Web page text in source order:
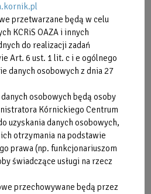
przetwarzane będą w celu
KCRiS OAZA i innych
do realizacji zadań
Art. 6 ust. 1 lit. c i e ogólnego
danych osobowych z dnia 27
osobowych będą osoby
Kórnickiego Centrum
uzyskania danych osobowych,
otrzymania na podstawie
prawa (np. funkcjonariuszom
świadczące usługi na rzecz
przechowywane będą przez